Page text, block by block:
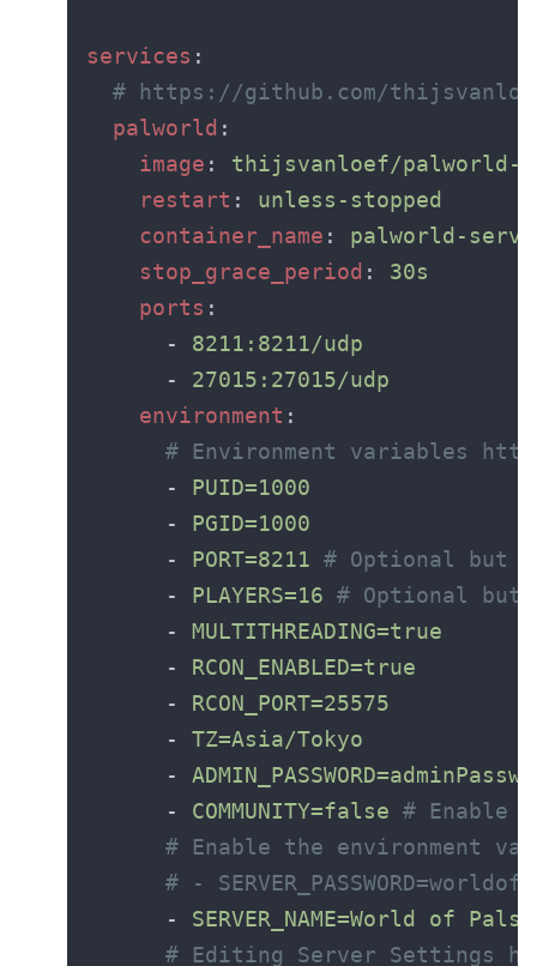
services
palworld
image :
restart :
container_name :
stop_grace_period :
ports
      -
      -
environment
      -
      -
      -
PORT=8211
      -
PLAYERS=16
      -
      -
      -
      -
      -
      -
COMMUNITY=false
      -